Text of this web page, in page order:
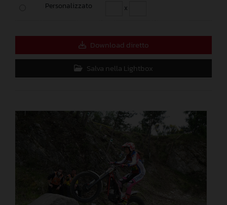
Personalizzato x
Download diretto
Salva nella Lightbox